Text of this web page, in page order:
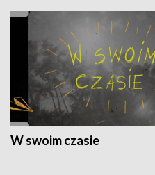
W swoim czasie